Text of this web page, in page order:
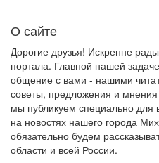
О сайте
Дорогие друзья! Искренне
портала. Главной нашей
общение с вами - нашими
советы, предложения и
мы публикуем специально для
на новостях нашего города
обязательно будем
области и всей России.